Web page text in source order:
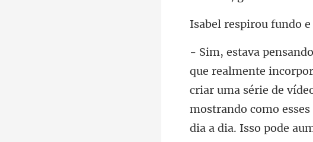
rou fundo e
criar uma série de
mostrando como